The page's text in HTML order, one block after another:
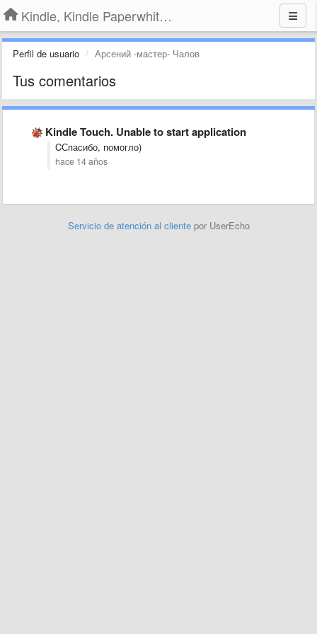
Kindle, Kindle Paperwhite, Kindle Voyage
Perfil de usuario Арсений -мастер- Чалов
Tus comentarios
Kindle Touch. Unable to start application
CСпасибо, помогло)
hace 14 años
Servicio de atención al cliente por UserEcho